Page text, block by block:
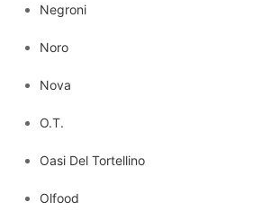
Negroni
Noro
Nova
O.T.
Oasi Del Tortellino
Olfood